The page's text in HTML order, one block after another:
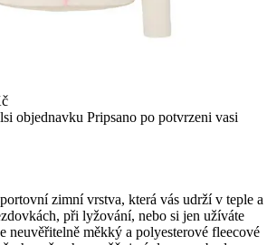
objednavku Pripsano po potvrzeni vasi
zimní vrstva, která vás udrží v teple a
při lyžování, nebo si jen užíváte
neuvěřitelně měkký a polyesterové fleecové